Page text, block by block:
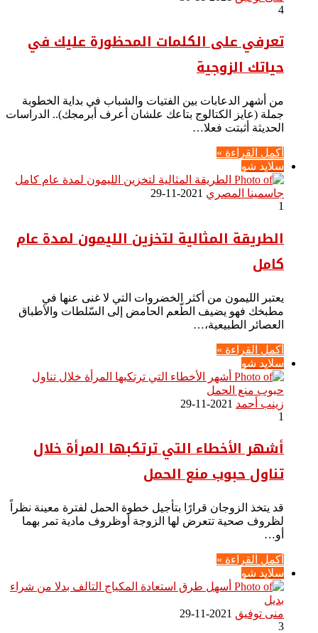
4
تعرفي على الكلمات المحظورة عليك في
حياتك الزوجية
من أشهر الدعابات بين الفتيات والشباب في بداية الخطوبة
جملة (عايز الكتالوج بتاعك علشان أعرف أبرمجك).. الدراسات
الحديثة أثبتت فعلا…
أكمل القراءة »
سلايد شو
جاسمينا المصري 2021-11-29
1
الطريقة المثالية لتخزين الليمون لمدة عام
كامل
يعتبر الليمون من أكثر الخضروات التي لا غنى عنها في
مطبخك فهو يضيف الطّعم الحامض إلى السّلطات والأطباق
العصائر الطبيعية،…
أكمل القراءة »
سلايد شو
زينب أحمد 2021-11-29
1
أشهر الأخطاء التي ترتكبها المرأة خلال
تناول حبوب منع الحمل
قد يتخذ الزوجان قرارًا بتأجيل خطوة الحمل لفترة معينة نظراً
لظروف صحية تتعرض لها الزوجة أوظروف مادية تمر بهما
أو…
أكمل القراءة »
سلايد شو
منى توفيق 2021-11-29
3